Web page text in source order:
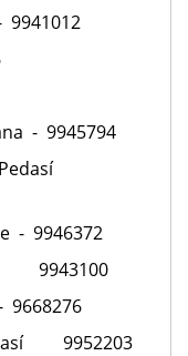
9941012
- 9945794
Pedasí
- 9946372
9943100
9668276
9952203